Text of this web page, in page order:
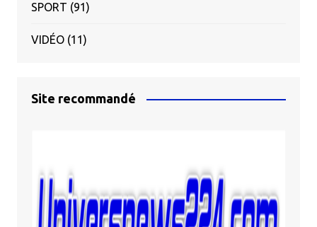
SPORT (91)
VIDÉO(11)
Site recommandé